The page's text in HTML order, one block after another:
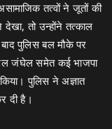
तत्वों ने जूतों की
देखा, तो उन्होंने तत्काल
पुलिस बल मौके पर
जंघेल समेत कई भाजपा
पुलिस ने अज्ञात
दी है।